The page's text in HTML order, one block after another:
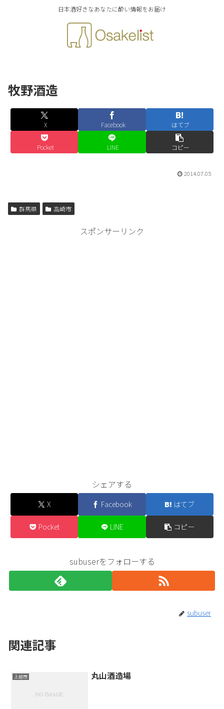
日本酒好きなあなたに酔い情報をお届け
牧野酒造
X Facebook はてブ
Pocket LINE コピー
2014.07.05
群馬県 高崎市
スポンサーリンク
シェアする
X Facebook はてブ
Pocket LINE コピー
subuserをフォローする
subuser
関連記事
上越市 丸山酒造場